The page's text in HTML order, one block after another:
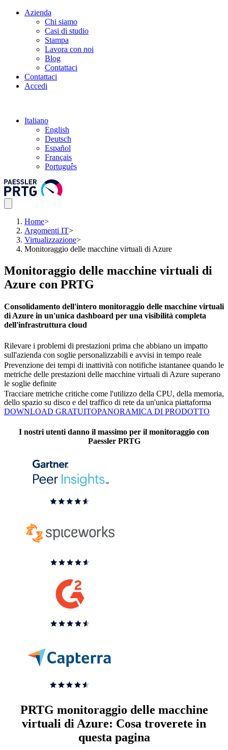
Azienda
Chi siamo
Casi di studio
Stampa
Lavora con noi
Blog
Contattaci
Contattaci
Accedi
Italiano
English
Deutsch
Español
Français
Português
Home>
Argomenti IT>
Virtualizzazione>
Monitoraggio delle macchine virtuali di Azure
Monitoraggio delle macchine virtuali di
Azure con PRTG
Consolidamento dell'intero monitoraggio delle macchine virtuali
di Azure in un'unica dashboard per una visibilità completa
dell'infrastruttura cloud
Rilevare i problemi di prestazioni prima che abbiano un impatto
sull'azienda con soglie personalizzabili e avvisi in tempo reale
Prevenzione dei tempi di inattività con notifiche istantanee quando le
metriche delle prestazioni delle macchine virtuali di Azure superano
le soglie definite
Tracciare metriche critiche come l'utilizzo della CPU, della memoria,
dello spazio su disco e del traffico di rete da un'unica piattaforma
DOWNLOAD GRATUITOPANORAMICA DI PRODOTTO
I nostri utenti danno il massimo per il monitoraggio con
Paessler PRTG
PRTG monitoraggio delle macchine
virtuali di Azure: Cosa troverete in
questa pagina